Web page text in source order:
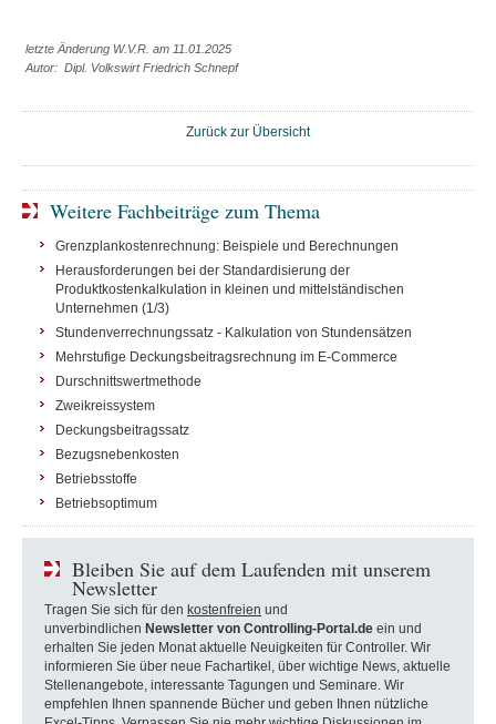
letzte Änderung W.V.R. am 11.01.2025
Autor: Dipl. Volkswirt Friedrich Schnepf
Zurück zur Übersicht
Weitere Fachbeiträge zum Thema
Grenzplankostenrechnung: Beispiele und Berechnungen
Herausforderungen bei der Standardisierung der
Produktkostenkalkulation in kleinen und mittelständischen
Unternehmen (1/3)
Stundenverrechnungssatz - Kalkulation von Stundensätzen
Mehrstufige Deckungsbeitragsrechnung im E-Commerce
Durschnittswertmethode
Zweikreissystem
Deckungsbeitragssatz
Bezugsnebenkosten
Betriebsstoffe
Betriebsoptimum
Bleiben Sie auf dem Laufenden mit unserem
Newsletter
Tragen Sie sich für den kostenfreien und
unverbindlichen Newsletter von Controlling-Portal.de ein und
erhalten Sie jeden Monat aktuelle Neuigkeiten für Controller. Wir
informieren Sie über neue Fachartikel, über wichtige News, aktuelle
Stellenangebote, interessante Tagungen und Seminare. Wir
empfehlen Ihnen spannende Bücher und geben Ihnen nützliche